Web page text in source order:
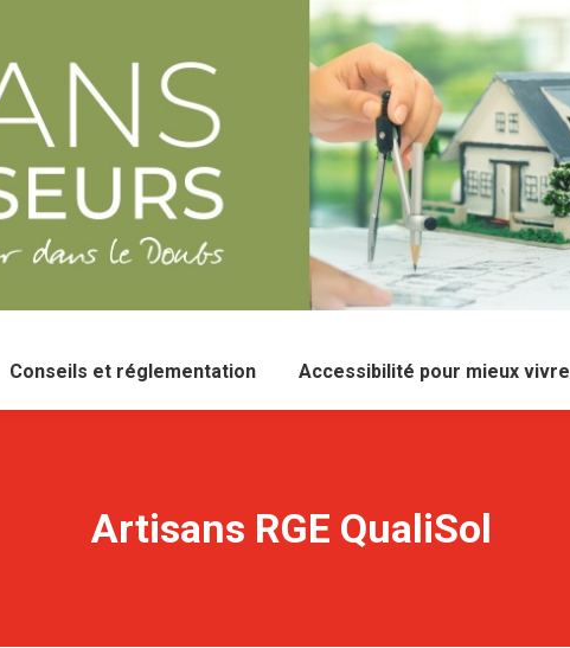
Conseils et réglementation Accessibilité pour mieux vivre
Artisans RGE QualiSol